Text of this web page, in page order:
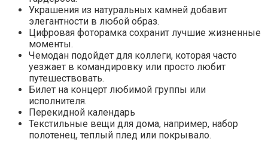
Украшения из натуральных камней добавит
элегантности в любой образ.
Цифровая фоторамка сохранит лучшие жизненные
моменты.
Чемодан подойдет для коллеги, которая часто
уезжает в командировку или просто любит
путешествовать.
Билет на концерт любимой группы или
исполнителя.
Перекидной календарь
Текстильные вещи для дома, например, набор
полотенец, теплый плед или покрывало.